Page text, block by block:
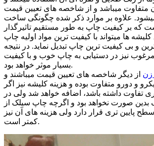
متفاوت میباشد و از شاخصه های تعیین قیمت
علاوه بر موارد ذکر شده چگونگی ساخت
که بر کیفیت چاپ به طور مستقیم تاثیرگذار
ها میتواند با کیفیت ترین مواد اولیه چاپ
و بی کیفیت ترین چاپ تبدیل نماید. در نتیجه
نیز در دستیابی به چاپ خوب و با کیفیت
بسیار موثر خواهد بود.
زن از دیگر شاخصه های تعیین قیمت میباشند و
و دورو متفاوت بوده و هزینه کلیشه نیز اگر
تفاوت داشته باشد، اضافه خواهد شد ولی در
صورت نخواهد بود و اگرچه چاپ سیلک از
پایین تری قرار دارد ولی هزینه های آن نیز
کمتر است.